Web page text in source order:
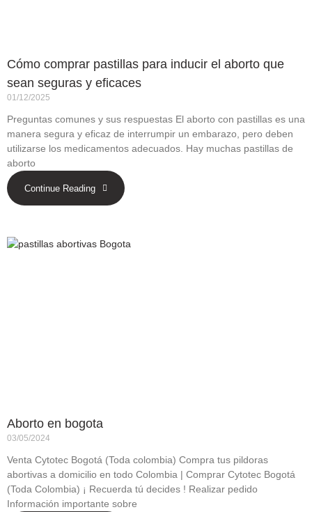
Cómo comprar pastillas para inducir el aborto que
sean seguras y eficaces
01/12/2025
Preguntas comunes y sus respuestas El aborto con pastillas es una
manera segura y eficaz de interrumpir un embarazo, pero deben
utilizarse los medicamentos adecuados. Hay muchas pastillas de
aborto
Continue Reading
Aborto en bogota
03/05/2024
Venta Cytotec Bogotá (Toda colombia) Compra tus pildoras
abortivas a domicilio en todo Colombia | Comprar Cytotec Bogotá
(Toda Colombia) ¡ Recuerda tú decides ! Realizar pedido
Información importante sobre